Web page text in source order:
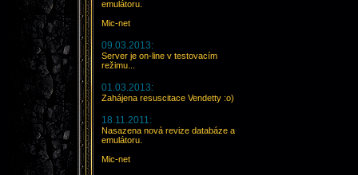
emulátoru.
Mic-net
09.03.2013:
Server je on-line v testovacím
režimu...
01.03.2013:
Zahájena resuscitace Vendetty :o)
18.11.2011:
Nasazena nová revize databáze a
emulátoru.
Mic-net